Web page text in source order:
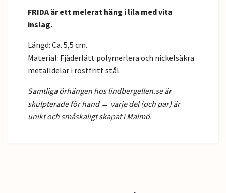
FRIDA är ett melerat häng i lila med vita
inslag.
Längd: Ca. 5,5 cm.
Material: Fjäderlätt polymerlera och nickelsäkra
metalldelar i rostfritt stål.
Samtliga örhängen hos lindbergellen.se är
skulpterade för hand → varje del (och par) är
unikt och småskaligt skapat i Malmö.